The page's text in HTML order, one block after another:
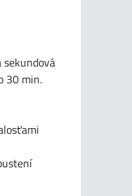
30 min.